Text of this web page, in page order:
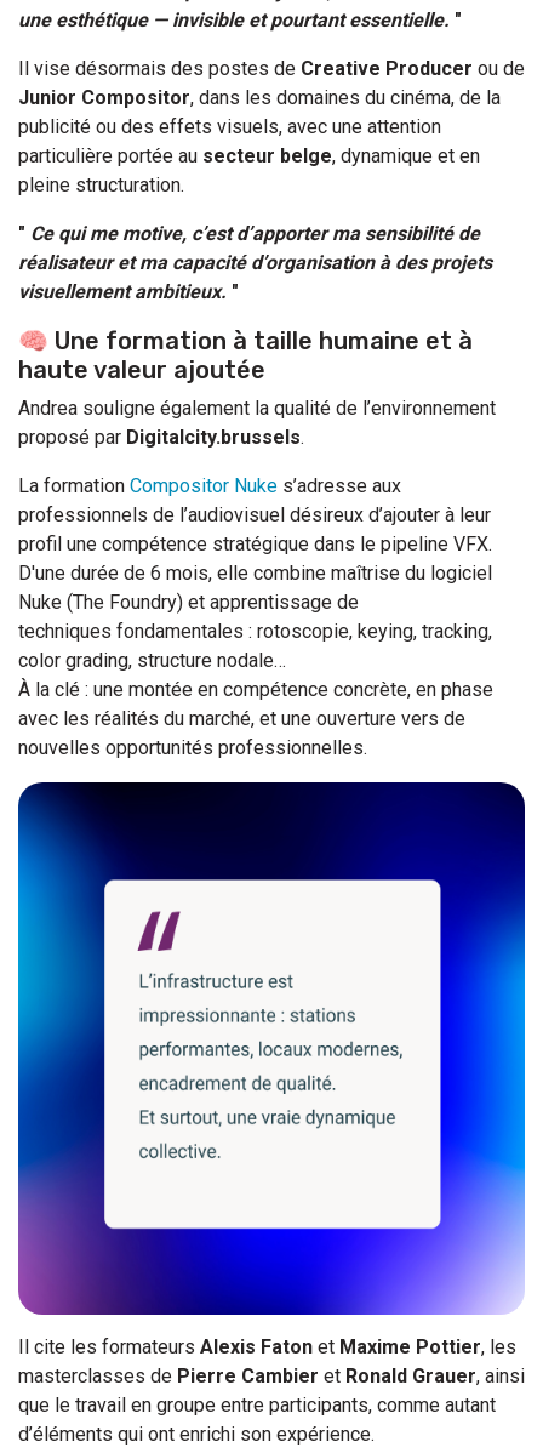
une esthétique — invisible et pourtant essentielle. "
Il vise désormais des postes de Creative Producer ou de
Junior Compositor, dans les domaines du cinéma, de la
publicité ou des effets visuels, avec une attention
particulière portée au secteur belge, dynamique et en
pleine structuration.
" Ce qui me motive, c’est d’apporter ma sensibilité de
réalisateur et ma capacité d’organisation à des projets
visuellement ambitieux. "
🧠 Une formation à taille humaine et à
haute valeur ajoutée
Andrea souligne également la qualité de l’environnement
proposé par Digitalcity.brussels.
La formation Compositor Nuke s’adresse aux
professionnels de l’audiovisuel désireux d’ajouter à leur
profil une compétence stratégique dans le pipeline VFX.
D'une durée de 6 mois, elle combine maîtrise du logiciel
Nuke (The Foundry) et apprentissage de
techniques fondamentales : rotoscopie, keying, tracking,
color grading, structure nodale…
À la clé : une montée en compétence concrète, en phase
avec les réalités du marché, et une ouverture vers de
nouvelles opportunités professionnelles.
Il cite les formateurs Alexis Faton et Maxime Pottier, les
masterclasses de Pierre Cambier et Ronald Grauer, ainsi
que le travail en groupe entre participants, comme autant
d’éléments qui ont enrichi son expérience.